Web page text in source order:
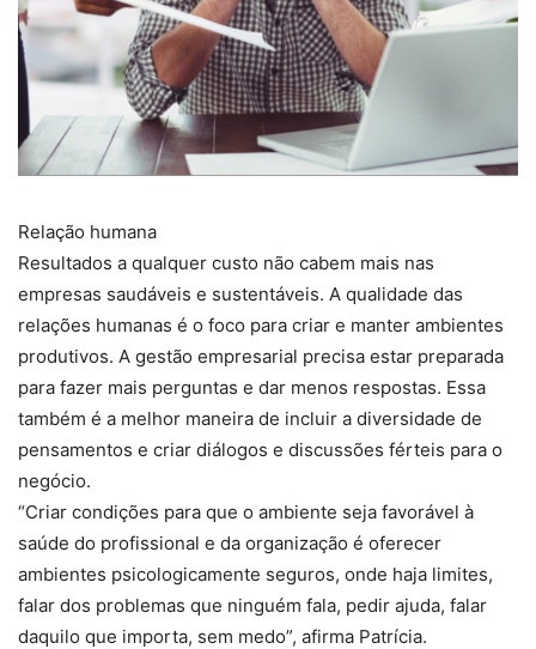
Relação humana
Resultados a qualquer custo não cabem mais nas
empresas saudáveis e sustentáveis. A qualidade das
relações humanas é o foco para criar e manter ambientes
produtivos. A gestão empresarial precisa estar preparada
para fazer mais perguntas e dar menos respostas. Essa
também é a melhor maneira de incluir a diversidade de
pensamentos e criar diálogos e discussões férteis para o
negócio.
“Criar condições para que o ambiente seja favorável à
saúde do profissional e da organização é oferecer
ambientes psicologicamente seguros, onde haja limites,
falar dos problemas que ninguém fala, pedir ajuda, falar
daquilo que importa, sem medo”, afirma Patrícia.